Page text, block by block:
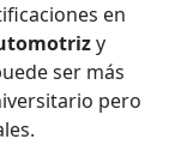
en
y
ser más
pero